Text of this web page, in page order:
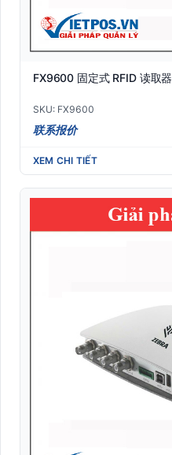
FX9600 固定式 RFID 读取器
SKU: FX9600
联系报价
XEM CHI TIẾT